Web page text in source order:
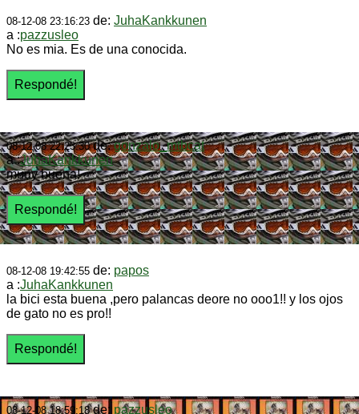
08-12-08 23:16:23 de: JuhaKankkunen
a :pazzusleo
No es mia. Es de una conocida.
08-12-08 22:23:30de:gonzalo_mtbcat
a :JuhaKankkunen
muuy buena!
08-12-08 19:42:55 de: papos
a :JuhaKankkunen
la bici esta buena ,pero palancas deore no ooo1!! y los ojos
de gato no es pro!!
08-12-08 18:59:18de: pazzusleo